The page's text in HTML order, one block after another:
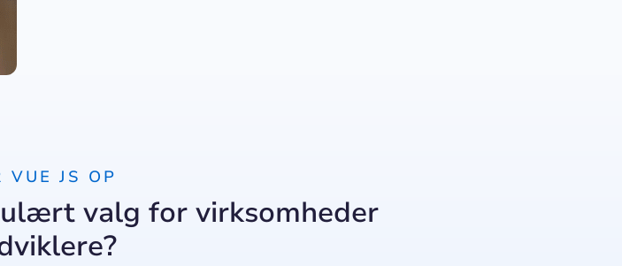
VUE JS OP
valg for virksomheder